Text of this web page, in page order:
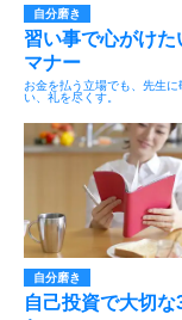
自分磨き
習い事で心がけた
マナー
お金を払う立場でも、先生に
い、礼を尽くす。
自分磨き
自己投資で大切な